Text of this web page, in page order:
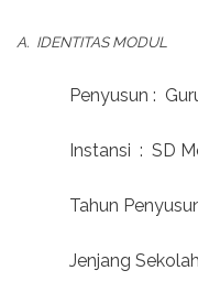
A. IDENTITAS MODUL
Penyusun :
Instansi : SD
Tahun
Jenjang